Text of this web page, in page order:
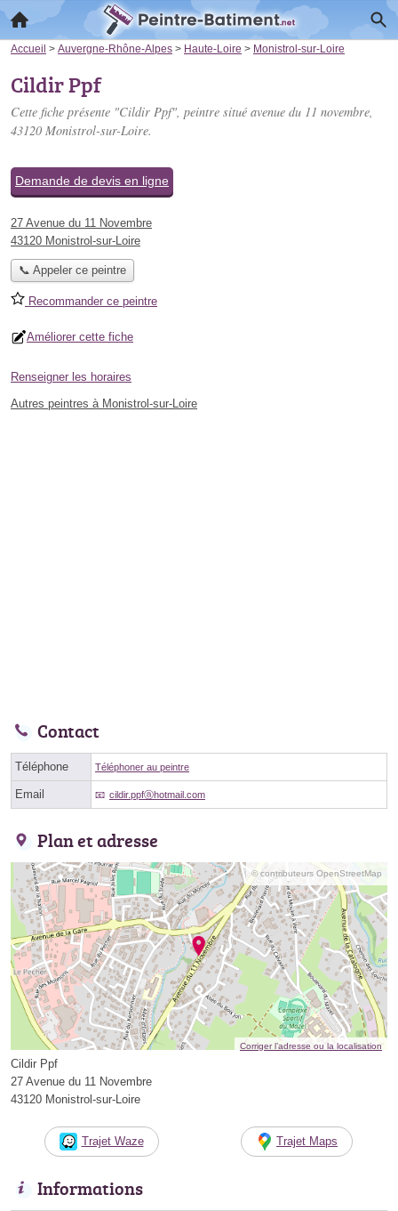
Accueil > Auvergne-Rhône-Alpes > Haute-Loire > Monistrol-sur-Loire
Cildir Ppf
Cette fiche présente "Cildir Ppf", peintre situé avenue du 11 novembre,
43120 Monistrol-sur-Loire.
Demande de devis en ligne
27 Avenue du 11 Novembre
43120 Monistrol-sur-Loire
📞 Appeler ce peintre
Recommander ce peintre
Améliorer cette fiche
Renseigner les horaires
Autres peintres à Monistrol-sur-Loire
Contact
Téléphone Téléphoner au peintre
Email cildir.ppfⓐhotmail.com
Plan et adresse
© contributeurs OpenStreetMap
Corriger l’adresse ou la localisation
Cildir Ppf
27 Avenue du 11 Novembre
43120 Monistrol-sur-Loire
Trajet Waze Trajet Maps
Informations